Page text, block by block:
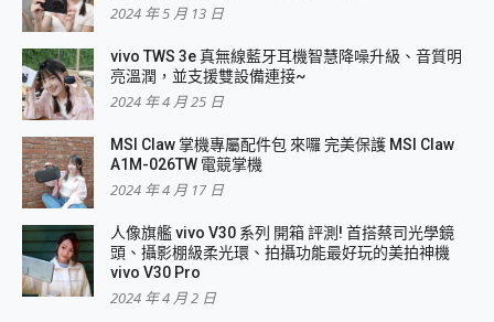
2024 年 5 月 13 日
vivo TWS 3e 真無線藍牙耳機智慧降噪升級、音質明
亮溫潤，並支援雙設備連接~
2024 年 4 月 25 日
MSI Claw 掌機專屬配件包 來囉 完美保護 MSI Claw
A1M-026TW 電競掌機
2024 年 4 月 17 日
人像旗艦 vivo V30 系列 開箱 評測! 首搭蔡司光學鏡
頭、攝影棚級柔光環、拍攝功能最好玩的美拍神機
vivo V30 Pro
2024 年 4 月 2 日